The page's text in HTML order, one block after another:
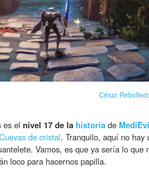
César
es el nivel 17 de la historia de
de cristal. Tranquilo, aquí no hay
Vamos, es que ya sería lo que
loco para hacernos papilla.